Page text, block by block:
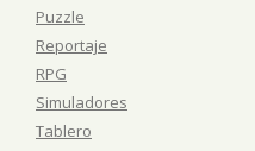
Puzzle
Reportaje
RPG
Simuladores
Tablero